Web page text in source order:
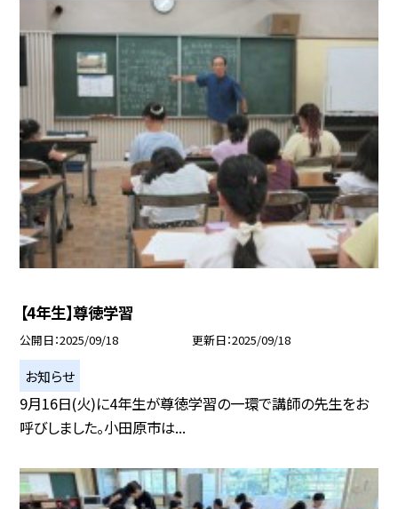
【4年生】尊徳学習
公開日 2025/09/18 更新日 2025/09/18
お知らせ
9月16日(火)に4年生が尊徳学習の一環で講師の先生をお
呼びしました。小田原市は...